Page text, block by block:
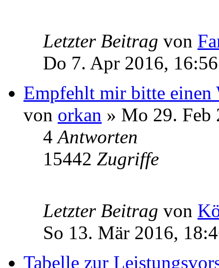
Letzter Beitrag von
Do 7. Apr 2016, 16:56
Empfehlt mir bitte einen
von orkan » Mo 29. Feb
4Antworten
15442 Zugriffe
Letzter Beitrag von
So 13. Mär 2016,
Tabelle zur